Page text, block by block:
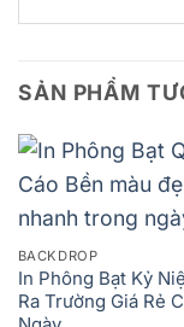
SẢN PHẨM
BACKDROP
In Phông Bạt Kỷ
Ra Trường Giá Rẻ